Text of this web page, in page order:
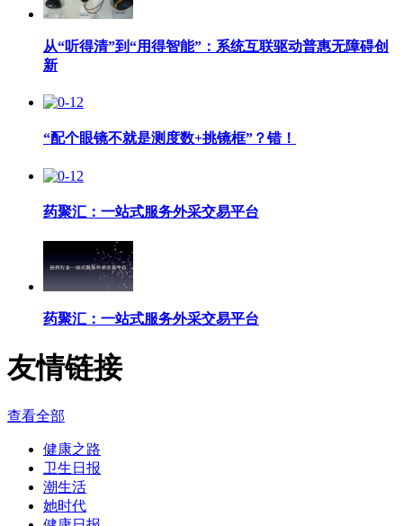
从“听得清”到“用得智能”：系统互联驱动普惠无障碍创
新
“配个眼镜不就是测度数+挑镜框”？错！
药聚汇：一站式服务外采交易平台
药聚汇：一站式服务外采交易平台
友情链接
查看全部
健康之路
卫生日报
潮生活
她时代